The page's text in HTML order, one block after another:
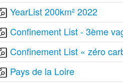
YearList 200km² 2022
Confinement List - 3ème
Confinement List « zéro
Pays de la Loire